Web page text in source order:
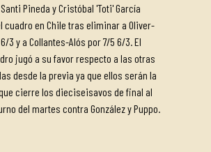
Pineda y Cristóbal 'Toti' García
cuadro en Chile tras eliminar a Oliver-
3 y a Collantes-Alós por 7/5 6/3. El
jugó a su favor respecto a las otras
desde la previa ya que ellos serán la
cierre los dieciseisavos de final al
del martes contra González y Puppo.